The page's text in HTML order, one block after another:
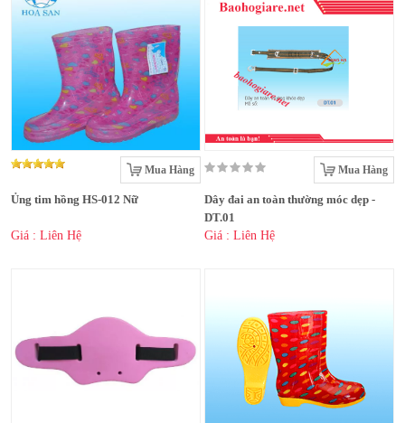
Mua Hàng
Ủng tim hồng HS-012 Nữ
Giá : Liên Hệ
Mua Hàng
Dây đai an toàn thường móc dẹp -
DT.01
Giá : Liên Hệ